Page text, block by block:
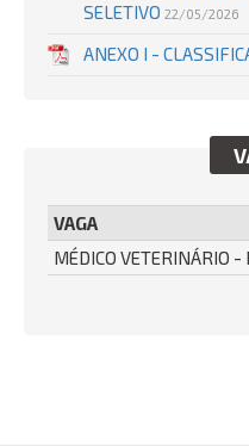
SELETIVO 22/05/2026
ANEXO I -
VAGA
MÉDICO VETERINÁRIO -